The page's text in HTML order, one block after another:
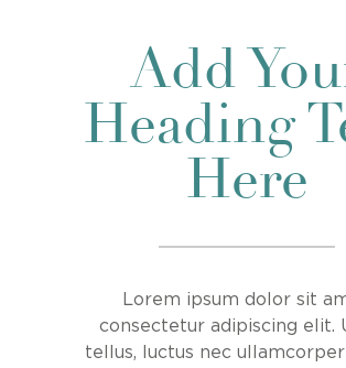
Add
Heading
Here
Lorem ipsum dolor sit
consectetur adipiscing elit.
tellus, luctus nec